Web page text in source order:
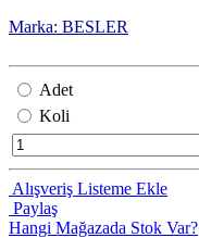
Marka: BESLER
Adet
Koli
Alışveriş Listeme Ekle
Paylaş
Hangi Mağazada Stok Var?